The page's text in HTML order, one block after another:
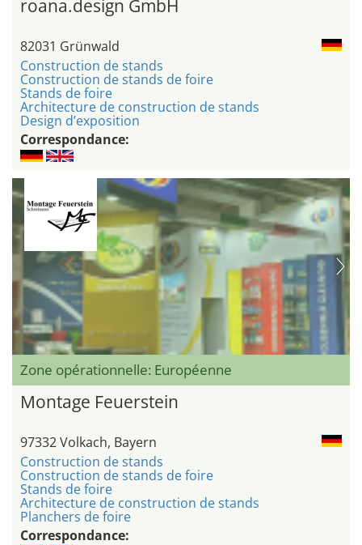
roana.design GmbH
82031 Grünwald
Construction de stands
Construction de stands de foire
Stands de foire
Architecture de construction de stands
Design d’exposition
Correspondance:
Zone opérationnelle: Européenne
Montage Feuerstein
97332 Volkach, Bayern
Construction de stands
Construction de stands de foire
Stands de foire
Architecture de construction de stands
Planchers de foire
Correspondance: